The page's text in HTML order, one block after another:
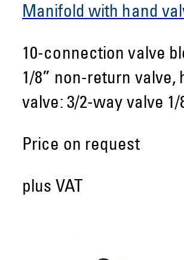
Manifold with hand
10-connection valve
1/8” non-return valve,
valve: 3/2-way valve 1/
Price on request
plus VAT